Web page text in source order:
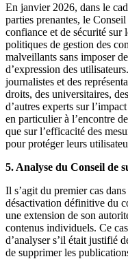
En janvier 2026, dans le
parties prenantes, le
confiance et de sécurité sur
politiques de gestion des
malveillants sans imposer
d’expression des
journalistes et des
droits, des universitaires,
d’autres experts sur
en particulier à l’encontre
que sur l’efficacité des
pour protéger leurs
5. Analyse du Conseil de
Il s’agit du premier cas
désactivation définitive du
une extension de son
contenus individuels. Ce
d’analyser s’il était justifié
de supprimer les